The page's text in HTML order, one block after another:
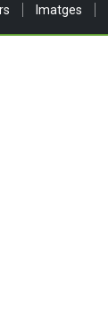
Imatges